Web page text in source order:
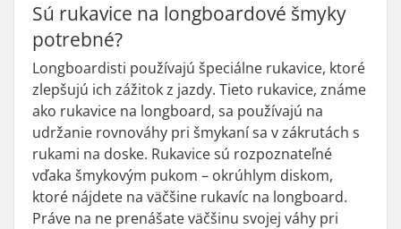
Sú rukavice na longboardové šmyky
potrebné?
Longboardisti používajú špeciálne rukavice, ktoré
zlepšujú ich zážitok z jazdy. Tieto rukavice, známe
ako rukavice na longboard, sa používajú na
udržanie rovnováhy pri šmykaní sa v zákrutách s
rukami na doske. Rukavice sú rozpoznateľné
vďaka šmykovým pukom – okrúhlym diskom,
ktoré nájdete na väčšine rukavíc na longboard.
Práve na ne prenášate väčšinu svojej váhy pri